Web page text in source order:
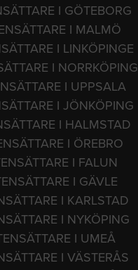
I GÖTEBORG
I MALMÖ
I LINKÖPINGE
I NORRKÖPING
I UPPSALA
I JÖNKÖPING
I HALMSTAD
I ÖREBRO
I FALUN
I GÄVLE
I KARLSTAD
I NYKÖPING
I UMEÅ
I VÄSTERÅS